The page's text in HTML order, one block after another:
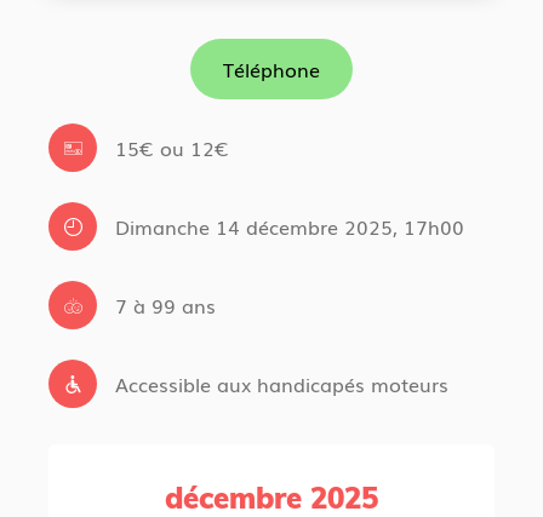
Téléphone
15€ ou 12€
Dimanche 14 décembre 2025, 17h00
7 à 99 ans
Accessible aux handicapés moteurs
décembre 2025